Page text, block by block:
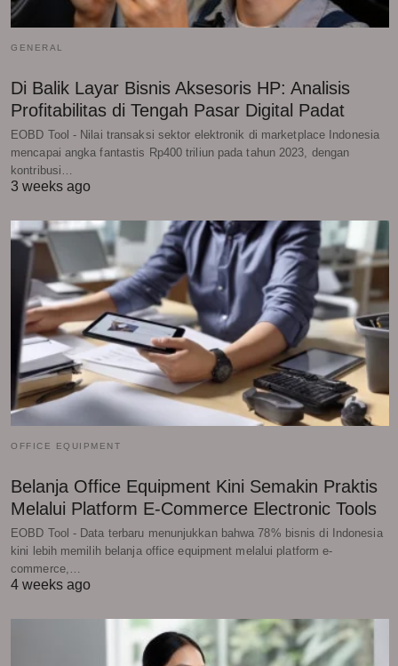
GENERAL
Di Balik Layar Bisnis Aksesoris HP: Analisis
Profitabilitas di Tengah Pasar Digital Padat
EOBD Tool - Nilai transaksi sektor elektronik di marketplace Indonesia
mencapai angka fantastis Rp400 triliun pada tahun 2023, dengan
kontribusi…
3 weeks ago
OFFICE EQUIPMENT
Belanja Office Equipment Kini Semakin Praktis
Melalui Platform E-Commerce Electronic Tools
EOBD Tool - Data terbaru menunjukkan bahwa 78% bisnis di Indonesia
kini lebih memilih belanja office equipment melalui platform e-
commerce,…
4 weeks ago